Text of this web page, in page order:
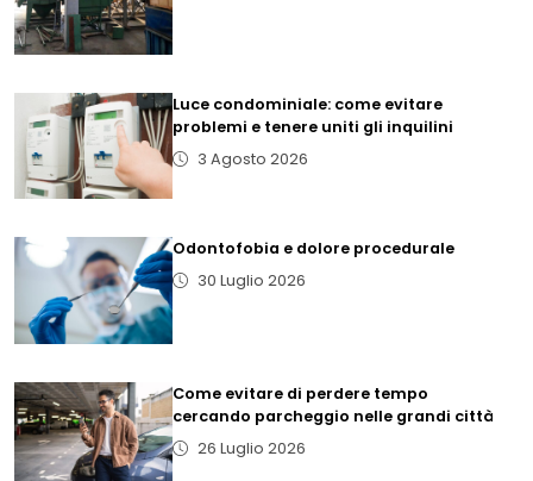
Luce condominiale: come evitare
problemi e tenere uniti gli inquilini
3 Agosto 2026
Odontofobia e dolore procedurale
30 Luglio 2026
Come evitare di perdere tempo
cercando parcheggio nelle grandi città
26 Luglio 2026